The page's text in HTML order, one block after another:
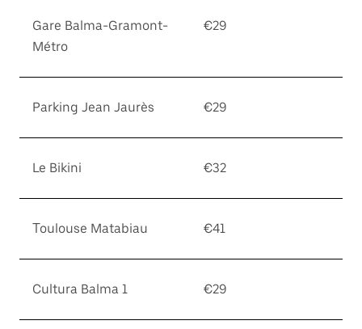
Gare Balma-Gramont-
Métro
€29
Parking Jean Jaurès €29
Le Bikini €32
Toulouse Matabiau €41
Cultura Balma 1 €29